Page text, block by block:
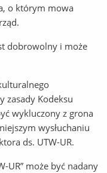
o którym mowa
dobrowolny i może
zasady Kodeksu
wykluczony z grona
wysłuchaniu
ds. UTW-UR.
UR” może być nadany